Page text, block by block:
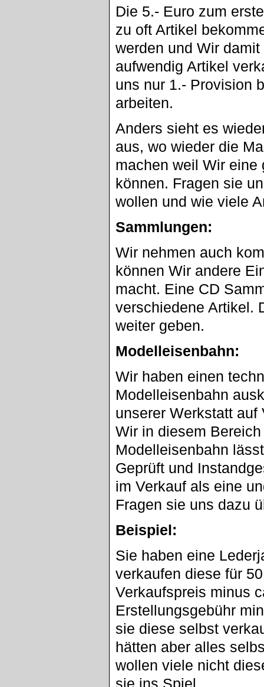
Die 5.- Euro zum
zu oft Artikel
werden und Wir
aufwendig Artikel
uns nur 1.- Provision
arbeiten.
Anders sieht es
aus, wo wieder die
machen weil Wir
können. Fragen sie
wollen und wie viele
Sammlungen:
Wir nehmen auch
können Wir andere
macht. Eine CD
verschiedene Artikel.
weiter geben.
Modelleisenbahn:
Wir haben einen
Modelleisenbahn
unserer Werkstatt
Wir in diesem
Modelleisenbahn
Geprüft und
im Verkauf als eine
Fragen sie uns dazu
Beispiel:
Sie haben eine
verkaufen diese für
Verkaufspreis minus
Erstellungsgebühr
sie diese selbst
hätten aber alles
wollen viele nicht
sie ins Spiel.